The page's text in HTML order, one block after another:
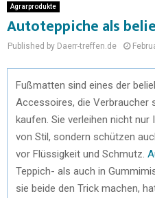
Agrarprodukte
Autoteppiche als
Published by Daerr-treffen.de
Fußmatten sind eines der
Accessoires, die Verbraucher
kaufen. Sie verleihen nicht nur
von Stil, sondern schützen
vor Flüssigkeit und Schmutz.
Teppich- als auch in
sie beide den Trick machen,